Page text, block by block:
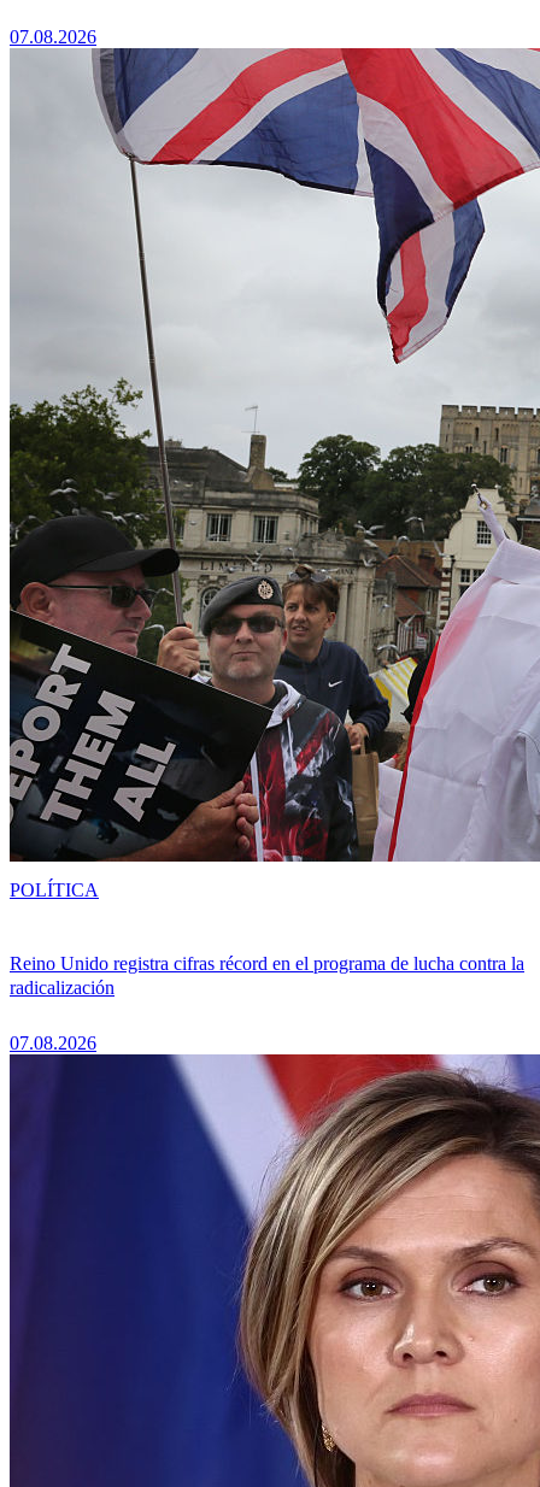
07.08.2026
Reino Unido registra cifras récord en el programa de lucha contra la
radicalización
07.08.2026
POLÍTICA